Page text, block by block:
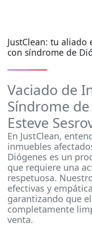
JustClean: tu
con síndrome de
Vaciado de
Síndrome
Esteve
En JustClean,
inmuebles
Diógenes es un
que requiere una
respetuosa.
efectivas y
garantizando que
completamente
venta.